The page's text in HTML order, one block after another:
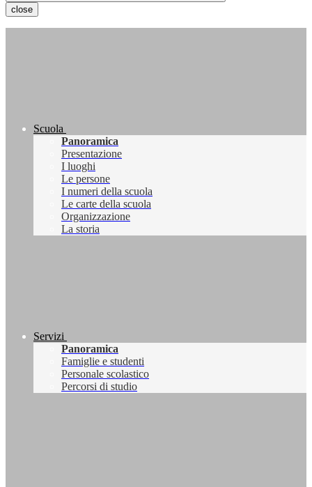
close
Scuola
Panoramica
Presentazione
I luoghi
Le persone
I numeri della scuola
Le carte della scuola
Organizzazione
La storia
Servizi
Panoramica
Famiglie e studenti
Personale scolastico
Percorsi di studio